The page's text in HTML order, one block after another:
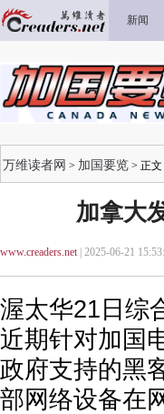
新闻
万维读者网 > 加国要览 > 正文
加拿大
www.creaders.net| 2025-06-21
渥太华21日综
近期针对加国
政府支持的黑
部网络设备在